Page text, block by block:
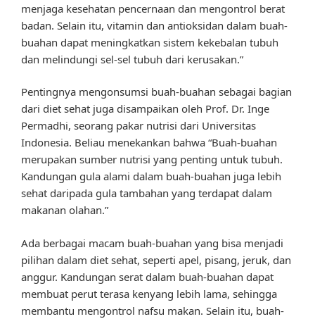
menjaga kesehatan pencernaan dan mengontrol berat
badan. Selain itu, vitamin dan antioksidan dalam buah-
buahan dapat meningkatkan sistem kekebalan tubuh
dan melindungi sel-sel tubuh dari kerusakan.”
Pentingnya mengonsumsi buah-buahan sebagai bagian
dari diet sehat juga disampaikan oleh Prof. Dr. Inge
Permadhi, seorang pakar nutrisi dari Universitas
Indonesia. Beliau menekankan bahwa “Buah-buahan
merupakan sumber nutrisi yang penting untuk tubuh.
Kandungan gula alami dalam buah-buahan juga lebih
sehat daripada gula tambahan yang terdapat dalam
makanan olahan.”
Ada berbagai macam buah-buahan yang bisa menjadi
pilihan dalam diet sehat, seperti apel, pisang, jeruk, dan
anggur. Kandungan serat dalam buah-buahan dapat
membuat perut terasa kenyang lebih lama, sehingga
membantu mengontrol nafsu makan. Selain itu, buah-